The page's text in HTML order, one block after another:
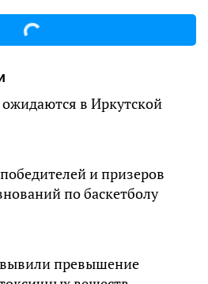
в Иркутской
и призеров
по баскетболу
вывили превышение